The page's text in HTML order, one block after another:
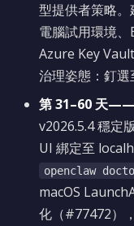
型提供者策略
電腦試用環境、
Azure Key
治理姿態：釘選
第 31–60 天——
v2026.5.4 穩定
UI 綁定至
openclaw
macOS
化（#77472）